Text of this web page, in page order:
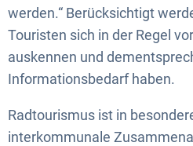
werden.“ Berücksichtigt
Touristen sich in der Regel
auskennen und
Informationsbedarf haben.
Radtourismus ist in
interkommunale